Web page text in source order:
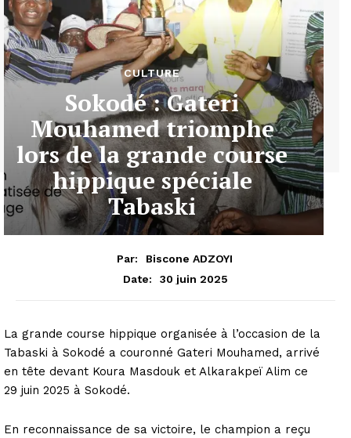
CULTURE
Sokodé : Gateri
Mouhamed triomphe
lors de la grande course
hippique spéciale
Tabaski
Par:
Biscone ADZOYI
Date:
30 juin 2025
La grande course hippique organisée à l’occasion de la
Tabaski à Sokodé a couronné Gateri Mouhamed, arrivé
en tête devant Koura Masdouk et Alkarakpeï Alim ce
29 juin 2025 à Sokodé.
En reconnaissance de sa victoire, le champion a reçu